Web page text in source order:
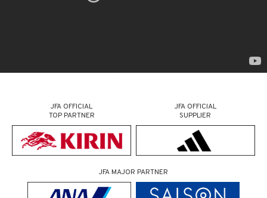
JFA OFFICIAL
TOP PARTNER
JFA OFFICIAL
SUPPLIER
JFA MAJOR PARTNER